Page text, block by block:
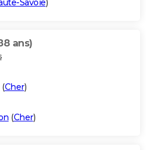
Savoie)
ans)
(Cher)
(Cher)